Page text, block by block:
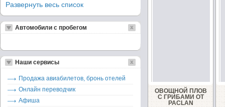
ОВОЩНОЙ ПЛОВ
С ГРИБАМИ ОТ
PACLAN
Развернуть весь список
Автомобили с пробегом
Наши сервисы
Продажа авиабилетов, бронь отелей
Онлайн переводчик
Афиша